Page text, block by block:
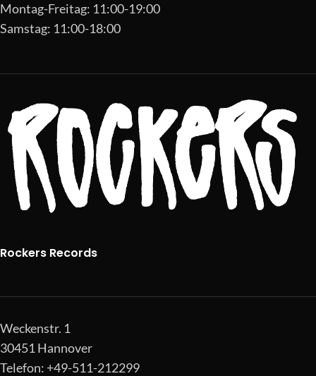
Montag-Freitag: 11:00-19:00
Samstag: 11:00-18:00
Rockers Records
Weckenstr. 1
30451 Hannover
Telefon: +49-511-212299